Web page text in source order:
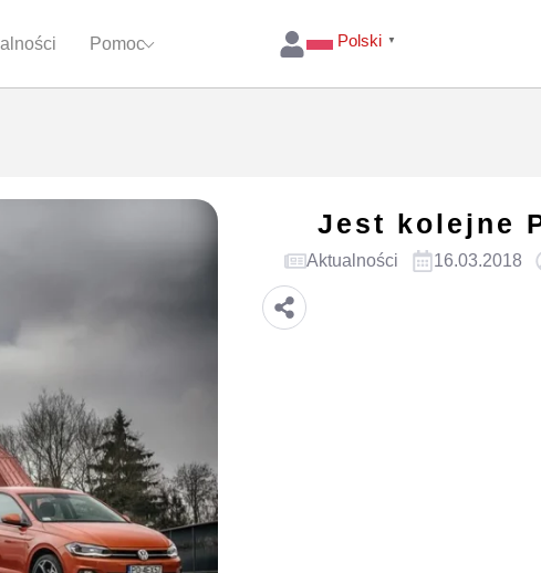
Pomoc Polski ▼
Jest kolejne
Aktualności 16.03.2018